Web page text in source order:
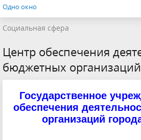
Одно окно
Социальная сфера
Центр обеспечения
бюджетных
Государственное
обеспечения
организаций